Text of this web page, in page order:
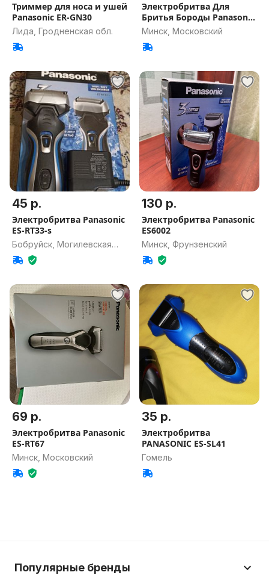
Триммер для носа и ушей
Panasonic ER-GN30
Лида, Гродненская обл.
Электробритва Для
Бритья Бороды Panasonic
ES3042
Минск, Московский
45 р.
Электробритва Panasonic
ES-RT33-s
Бобруйск, Могилевская
обл.
130 р.
Электробритва Panasonic
ES6002
Минск, Фрунзенский
69 р.
Электробритва Panasonic
ES-RT67
Минск, Московский
35 р.
Электробритва
PANASONIC ES-SL41
Гомель
Популярные бренды